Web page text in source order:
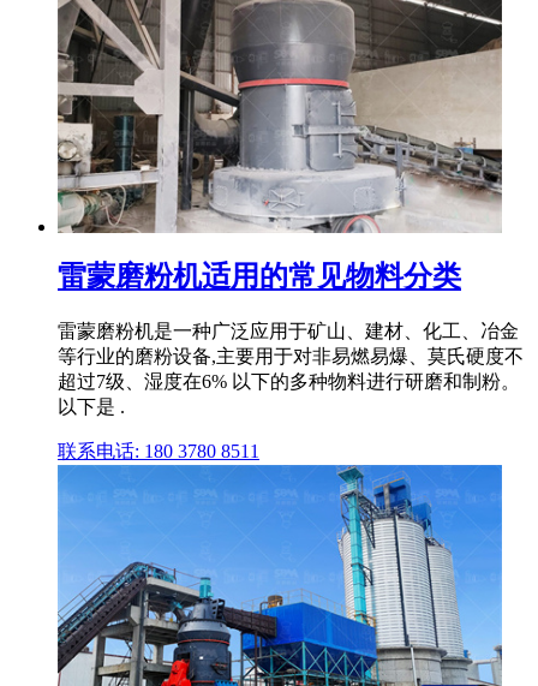
雷蒙磨粉机适用的常见物料分类
雷蒙磨粉机是一种广泛应用于矿山、建材、化工、冶金
等行业的磨粉设备,主要用于对非易燃易爆、莫氏硬度不
超过7级、湿度在6% 以下的多种物料进行研磨和制粉。
以下是 .
联系电话: 180 3780 8511